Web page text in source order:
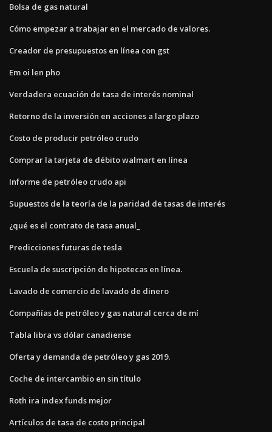
Bolsa de gas natural
Cómo empezar a trabajar en el mercado de valores.
Creador de presupuestos en línea con gst
Em oi len pho
Verdadera ecuación de tasa de interés nominal
Retorno de la inversión en acciones a largo plazo
Costo de producir petróleo crudo
Comprar la tarjeta de débito walmart en línea
Informe de petróleo crudo api
Supuestos de la teoría de la paridad de tasas de interés
¿qué es el contrato de tasa anual_
Predicciones futuras de tesla
Escuela de suscripción de hipotecas en línea.
Lavado de comercio de lavado de dinero
Compañías de petróleo y gas natural cerca de mí
Tabla libra vs dólar canadiense
Oferta y demanda de petróleo y gas 2019.
Coche de intercambio en sin título
Roth ira index funds mejor
Artículos de tasa de costo principal